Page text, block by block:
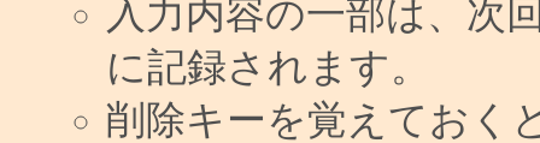
入力内容の一部は、次
に記録されます。
削除キーを覚えておく